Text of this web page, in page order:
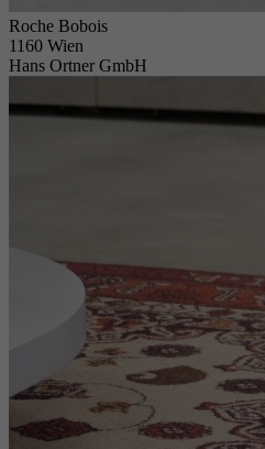
Roche Bobois
1160 Wien
Hans Ortner GmbH